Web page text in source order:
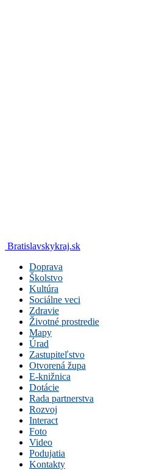
Bratislavskykraj.sk
Doprava
Školstvo
Kultúra
Sociálne veci
Zdravie
Životné prostredie
Mapy
Úrad
Zastupiteľstvo
Otvorená župa
E-knižnica
Dotácie
Rada partnerstva
Rozvoj
Interact
Foto
Video
Podujatia
Kontakty